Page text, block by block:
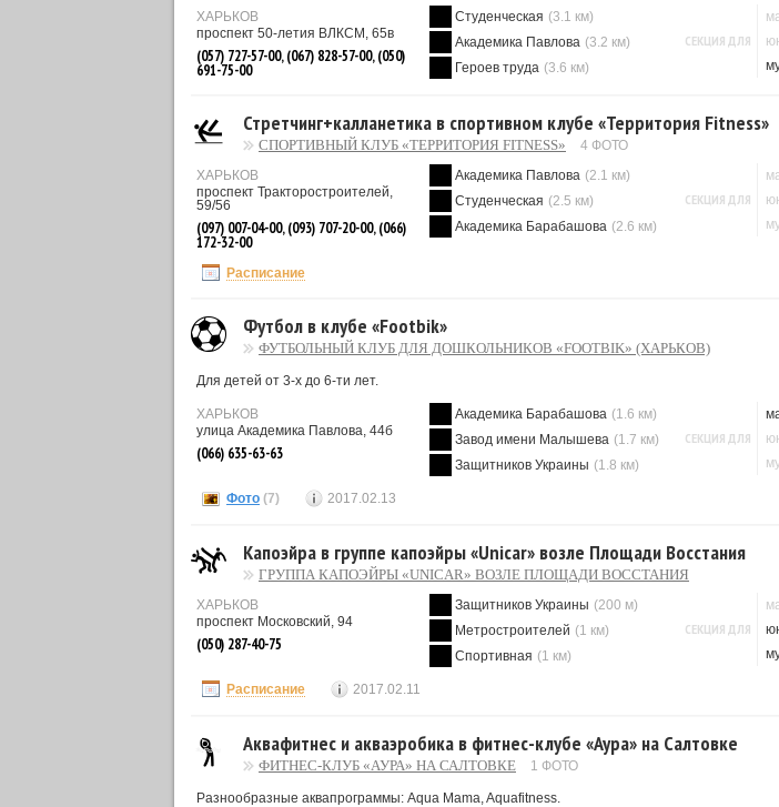
ХАРЬКОВ
проспект 50-летия ВЛКСМ, 65в
(057) 727-57-00, (067) 828-57-00, (050)
691-75-00
Студенческая (3.1 км)
Академика Павлова (3.2 км)
Героев труда (3.6 км)
СЕКЦИЯ ДЛЯ
Стретчинг+калланетика в спортивном клубе «Территория Fitness»
СПОРТИВНЫЙ КЛУБ «ТЕРРИТОРИЯ FITNESS»
4 ФОТО
ХАРЬКОВ
проспект Тракторостроителей,
59/56
(097) 007-04-00, (093) 707-20-00, (066)
172-32-00
Академика Павлова (2.1 км)
Студенческая (2.5 км)
Академика Барабашова (2.6 км)
СЕКЦИЯ ДЛЯ
Расписание
Футбол в клубе «Footbik»
ФУТБОЛЬНЫЙ КЛУБ ДЛЯ ДОШКОЛЬНИКОВ «FOOTBIK» (ХАРЬКОВ)
Для детей от 3-х до 6-ти лет.
ХАРЬКОВ
улица Академика Павлова, 44б
(066) 635-63-63
Академика Барабашова (1.6 км)
Завод имени Малышева (1.7 км)
Защитников Украины (1.8 км)
СЕКЦИЯ ДЛЯ
Фото (7) 2017.02.13
Капоэйра в группе капоэйры «Unicar» возле Площади Восстания
ГРУППА КАПОЭЙРЫ «UNICAR» ВОЗЛЕ ПЛОЩАДИ ВОССТАНИЯ
ХАРЬКОВ
проспект Московский, 94
(050) 287-40-75
Защитников Украины (200 м)
Метростроителей (1 км)
Спортивная (1 км)
СЕКЦИЯ ДЛЯ
Расписание 2017.02.11
Аквафитнес и акваэробика в фитнес-клубе «Аура» на Салтовке
ФИТНЕС-КЛУБ «АУРА» НА САЛТОВКЕ 1 ФОТО
Разнообразные аквапрограммы: Aqua Mama, Aquafitness.